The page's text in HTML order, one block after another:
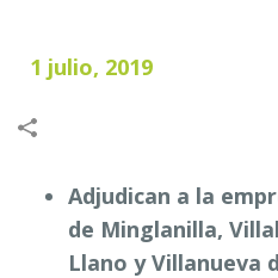
1 julio, 2019
Adjudican a la
de Minglanilla,
Llano y Villanueva